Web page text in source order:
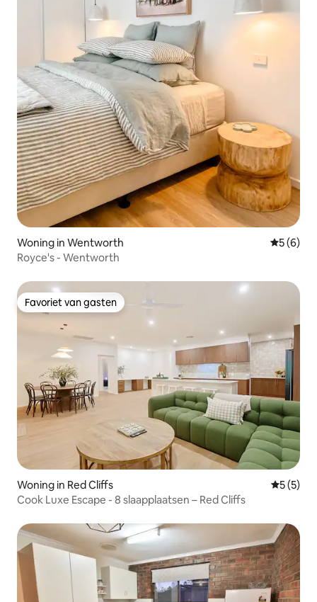
Woning in Wentworth
5 (6)
Royce's - Wentworth
Favoriet van gasten
Favoriet van gasten
Woning in Red Cliffs
5 (5)
Cook Luxe Escape - 8 slaapplaatsen – Red Cliffs